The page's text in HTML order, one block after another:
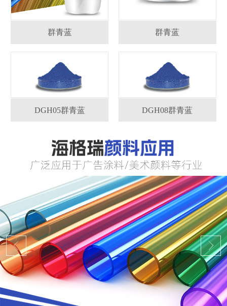
群青蓝 群青蓝
DGH05群青蓝 DGH08群青蓝